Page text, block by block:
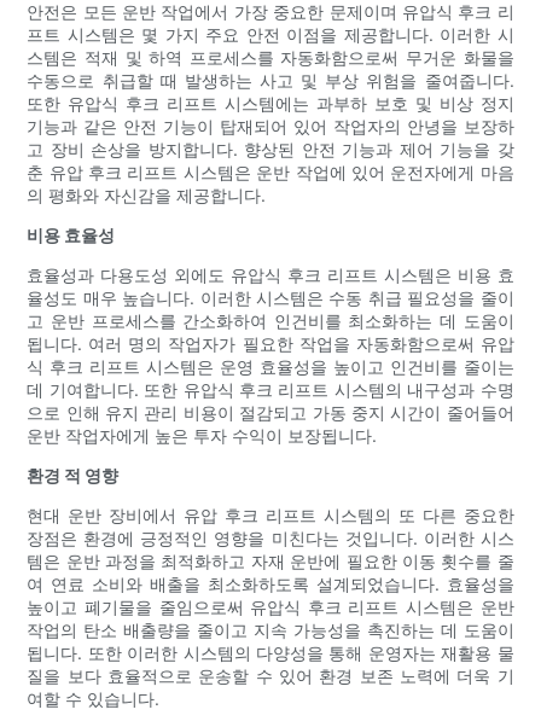
안전은 모든 운반 작업에서 가장 중요한 문제이며 유압식 후크 리
프트 시스템은 몇 가지 주요 안전 이점을 제공합니다. 이러한 시
스템은 적재 및 하역 프로세스를 자동화함으로써 무거운 화물을
수동으로 취급할 때 발생하는 사고 및 부상 위험을 줄여줍니다.
또한 유압식 후크 리프트 시스템에는 과부하 보호 및 비상 정지
기능과 같은 안전 기능이 탑재되어 있어 작업자의 안녕을 보장하
고 장비 손상을 방지합니다. 향상된 안전 기능과 제어 기능을 갖
춘 유압 후크 리프트 시스템은 운반 작업에 있어 운전자에게 마음
의 평화와 자신감을 제공합니다.
비용 효율성
효율성과 다용도성 외에도 유압식 후크 리프트 시스템은 비용 효
율성도 매우 높습니다. 이러한 시스템은 수동 취급 필요성을 줄이
고 운반 프로세스를 간소화하여 인건비를 최소화하는 데 도움이
됩니다. 여러 명의 작업자가 필요한 작업을 자동화함으로써 유압
식 후크 리프트 시스템은 운영 효율성을 높이고 인건비를 줄이는
데 기여합니다. 또한 유압식 후크 리프트 시스템의 내구성과 수명
으로 인해 유지 관리 비용이 절감되고 가동 중지 시간이 줄어들어
운반 작업자에게 높은 투자 수익이 보장됩니다.
환경 적 영향
현대 운반 장비에서 유압 후크 리프트 시스템의 또 다른 중요한
장점은 환경에 긍정적인 영향을 미친다는 것입니다. 이러한 시스
템은 운반 과정을 최적화하고 자재 운반에 필요한 이동 횟수를 줄
여 연료 소비와 배출을 최소화하도록 설계되었습니다. 효율성을
높이고 폐기물을 줄임으로써 유압식 후크 리프트 시스템은 운반
작업의 탄소 배출량을 줄이고 지속 가능성을 촉진하는 데 도움이
됩니다. 또한 이러한 시스템의 다양성을 통해 운영자는 재활용 물
질을 보다 효율적으로 운송할 수 있어 환경 보존 노력에 더욱 기
여할 수 있습니다.